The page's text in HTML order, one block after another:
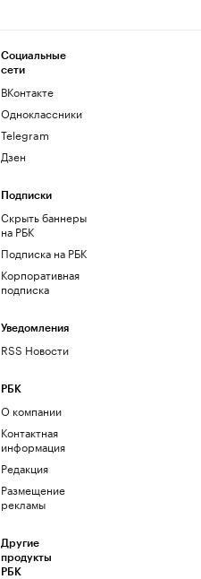
Социальные
сети
ВКонтакте
Одноклассники
Telegram
Дзен
Подписки
Скрыть баннеры
на РБК
Подписка на РБК
Корпоративная
подписка
Уведомления
RSS Новости
РБК
О компании
Контактная
информация
Редакция
Размещение
рекламы
Другие
продукты
РБК